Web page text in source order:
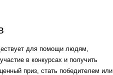
для помощи людям,
в конкурсах и получить
приз, стать победителем или